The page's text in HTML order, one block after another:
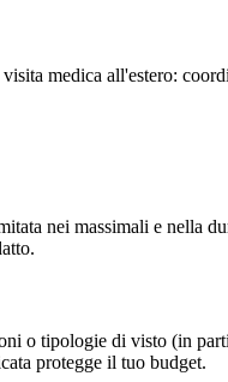
medica all'estero:
nei massimali e nella
o tipologie di visto (in
protegge il tuo budget.